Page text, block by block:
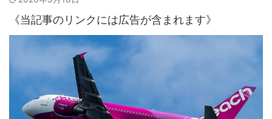
《当記事のリンクには広告が含まれます》